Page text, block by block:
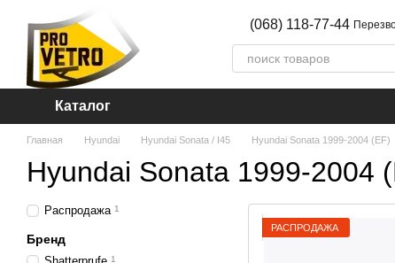
Перейти к основному контенту
(068) 118-77-44
Каталог
Главная Hyundai Hyundai Sonata / I45 Hyundai Sonata 1999-2004 (EF)
Hyundai Sonata 1999-2004
РАСПРОДАЖА
Распродажа 1
Бренд
1